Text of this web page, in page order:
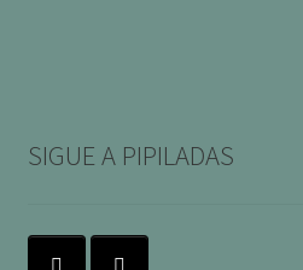
SIGUE A PIPILADAS